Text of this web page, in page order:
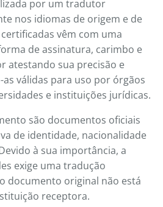
por um tradutor
nos idiomas de origem e de
vêm com uma
de assinatura, carimbo e
atestando sua precisão e
válidas para uso por órgãos
e instituições jurídicas.
são documentos oficiais
de identidade, nacionalidade
à sua importância, a
exige uma tradução
documento original não está
receptora.